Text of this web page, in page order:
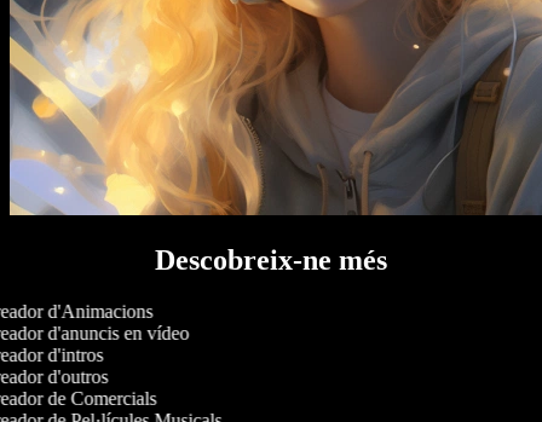
Descobreix-ne més
d'Animacions
d'anuncis en vídeo
d'intros
d'outros
de Comercials